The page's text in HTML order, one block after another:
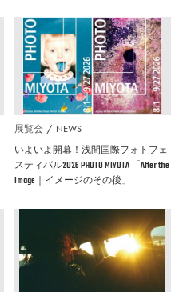
展覧会 NEWS
いよいよ開幕！浅間国際フォトフェ
スティバル2026 PHOTO MIYOTA 「After the
Image｜イメージのその後」